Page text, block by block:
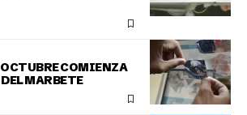
OCTUBRE COMIENZA
MARBETE